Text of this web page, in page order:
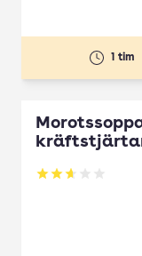
1 tim
Betyg: 2.67 av 5